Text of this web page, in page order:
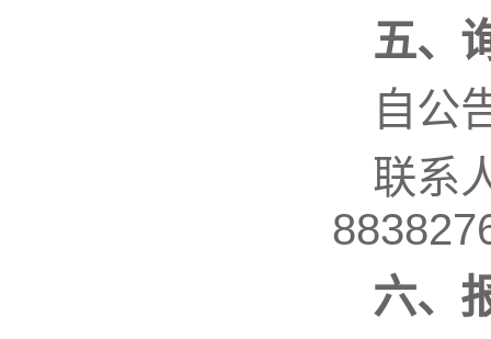
五、
自公
联系
六、